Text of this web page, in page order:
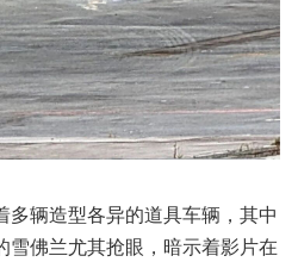
辆造型各异的道具车辆，其中
雪佛兰尤其抢眼，暗示着影片在